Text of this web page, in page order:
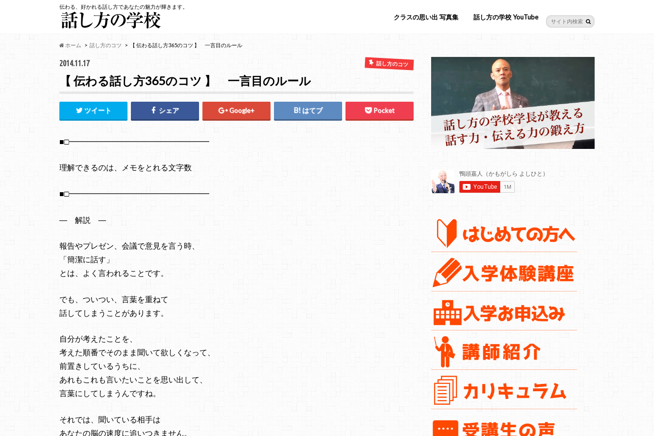
伝わる、好かれる話し方であなたの魅力が輝きます。
クラスの思い出 写真集 話し方の学校 YouTube
ホーム 話し方のコツ 【 伝わる話し方365のコツ 】 一言目のルール
2014.11.17 話し方のコツ
【 伝わる話し方365のコツ 】 一言目のルール
ツイート シェア Google+ はてブ Pocket
■□━━━━━━━━━━━━━━━━━━
理解できるのは、メモをとれる文字数
■□━━━━━━━━━━━━━━━━━━
― 解説 ―
報告やプレゼン、会議で意見を言う時、
「簡潔に話す」
とは、よく言われることです。
でも、ついつい、言葉を重ねて
話してしまうことがあります。
自分が考えたことを、
考えた順番でそのまま聞いて欲しくなって、
前置きしているうちに、
あれもこれも言いたいことを思い出して、
言葉にしてしまうんですね。
それでは、聞いている相手は
あなたの脳の速度に追いつきません。